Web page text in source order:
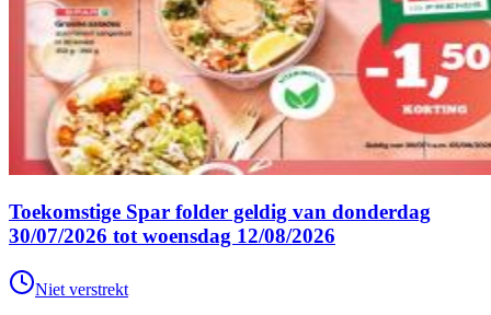
Toekomstige Spar folder geldig van donderdag
30/07/2026 tot woensdag 12/08/2026
Niet verstrekt